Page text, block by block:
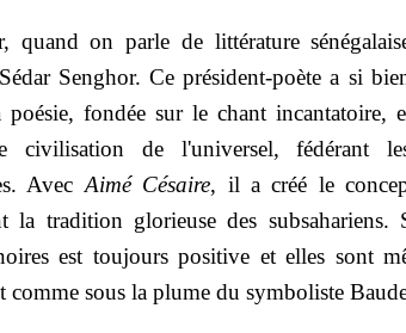
quand on parle de littérature
Senghor. Ce président-poète a si
poésie, fondée sur le chant incantatoire,
civilisation de l'universel, fédérant
Avec Aimé Césaire, il a créé le
la tradition glorieuse des subsahariens.
est toujours positive et elles sont
comme sous la plume du symboliste